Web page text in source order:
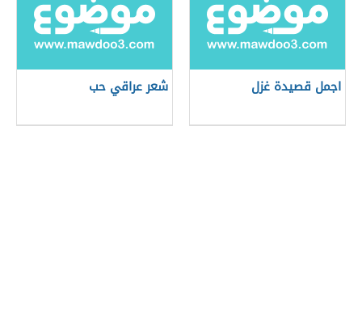
اجمل قصيدة غزل شعر عراقي حب